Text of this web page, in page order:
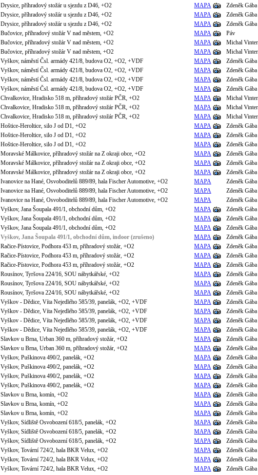
Drysice, příhradový stožár u sjezdu z D46, +O2 MAPA
Zdeněk Gába
Drysice, příhradový stožár u sjezdu z D46, +O2 MAPA
Zdeněk Gába
Drysice, příhradový stožár u sjezdu z D46, +O2 MAPA
Zdeněk Gába
Bučovice, příhradový stožár V nad městem, +O2 MAPA
Páv
Bučovice, příhradový stožár V nad městem, +O2 MAPA
Michal Vinter
Bučovice, příhradový stožár V nad městem, +O2 MAPA
Michal Vinter
Vyškov, náměstí Čsl. armády 421/8, budova O2, +O2, +VDF MAPA
Zdeněk Gába
Vyškov, náměstí Čsl. armády 421/8, budova O2, +O2, +VDF MAPA
Zdeněk Gába
Vyškov, náměstí Čsl. armády 421/8, budova O2, +O2, +VDF MAPA
Zdeněk Gába
Vyškov, náměstí Čsl. armády 421/8, budova O2, +O2, +VDF MAPA
Zdeněk Gába
Chvalkovice, Hradisko 518 m, příhradový stožár PČR, +O2 MAPA
Michal Vinter
Chvalkovice, Hradisko 518 m, příhradový stožár PČR, +O2 MAPA
Michal Vinter
Chvalkovice, Hradisko 518 m, příhradový stožár PČR, +O2 MAPA
Michal Vinter
Hoštice-Heroltice, silo J od D1, +O2 MAPA
Zdeněk Gába
Hoštice-Heroltice, silo J od D1, +O2 MAPA
Zdeněk Gába
Hoštice-Heroltice, silo J od D1, +O2 MAPA
Zdeněk Gába
Moravské Málkovice, příhradový stožár na Z okraji obce, +O2 MAPA
Zdeněk Gába
Moravské Málkovice, příhradový stožár na Z okraji obce, +O2 MAPA
Zdeněk Gába
Moravské Málkovice, příhradový stožár na Z okraji obce, +O2 MAPA
Zdeněk Gába
Ivanovice na Hané, Osvoboditelů 889/89, hala Fischer Automotive, +O2 MAPA
Zdeněk Gába
Ivanovice na Hané, Osvoboditelů 889/89, hala Fischer Automotive, +O2 MAPA
Zdeněk Gába
Ivanovice na Hané, Osvoboditelů 889/89, hala Fischer Automotive, +O2 MAPA
Zdeněk Gába
Vyškov, Jana Šoupala 491/1, obchodní dům, +O2 MAPA
Zdeněk Gába
Vyškov, Jana Šoupala 491/1, obchodní dům, +O2 MAPA
Zdeněk Gába
Vyškov, Jana Šoupala 491/1, obchodní dům, +O2 MAPA
Zdeněk Gába
Vyškov, Jana Šoupala 491/1, obchodní dům, indoor (zrušeno) MAPA
Zdeněk Gába
Račice-Pístovice, Podhora 453 m, příhradový stožár, +O2 MAPA
Zdeněk Gába
Račice-Pístovice, Podhora 453 m, příhradový stožár, +O2 MAPA
Zdeněk Gába
Račice-Pístovice, Podhora 453 m, příhradový stožár, +O2 MAPA
Zdeněk Gába
Rousínov, Tyršova 224/16, SOU nábytkářské, +O2 MAPA
Zdeněk Gába
Rousínov, Tyršova 224/16, SOU nábytkářské, +O2 MAPA
Zdeněk Gába
Rousínov, Tyršova 224/16, SOU nábytkářské, +O2 MAPA
Zdeněk Gába
Vyškov - Dědice, Víta Nejedlého 585/39, panelák, +O2, +VDF MAPA
Zdeněk Gába
Vyškov - Dědice, Víta Nejedlého 585/39, panelák, +O2, +VDF MAPA
Zdeněk Gába
Vyškov - Dědice, Víta Nejedlého 585/39, panelák, +O2, +VDF MAPA
Zdeněk Gába
Vyškov - Dědice, Víta Nejedlého 585/39, panelák, +O2, +VDF MAPA
Zdeněk Gába
Slavkov u Brna, Urban 360 m, příhradový stožár, +O2 MAPA
Zdeněk Gába
Slavkov u Brna, Urban 360 m, příhradový stožár, +O2 MAPA
Zdeněk Gába
Vyškov, Puškinova 490/2, panelák, +O2 MAPA
Zdeněk Gába
Vyškov, Puškinova 490/2, panelák, +O2 MAPA
Zdeněk Gába
Vyškov, Puškinova 490/2, panelák, +O2 MAPA
Zdeněk Gába
Vyškov, Puškinova 490/2, panelák, +O2 MAPA
Zdeněk Gába
Slavkov u Brna, komín, +O2 MAPA
Zdeněk Gába
Slavkov u Brna, komín, +O2 MAPA
Zdeněk Gába
Slavkov u Brna, komín, +O2 MAPA
Zdeněk Gába
Vyškov, Sídliště Osvobození 618/5, panelák, +O2 MAPA
Zdeněk Gába
Vyškov, Sídliště Osvobození 618/5, panelák, +O2 MAPA
Zdeněk Gába
Vyškov, Sídliště Osvobození 618/5, panelák, +O2 MAPA
Zdeněk Gába
Vyškov, Tovární 724/2, hala BKR Velux, +O2 MAPA
Zdeněk Gába
Vyškov, Tovární 724/2, hala BKR Velux, +O2 MAPA
Zdeněk Gába
Vyškov, Tovární 724/2, hala BKR Velux, +O2 MAPA
Zdeněk Gába